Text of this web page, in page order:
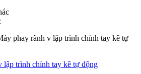
phay rãnh v lập trình chỉnh tay kê tự